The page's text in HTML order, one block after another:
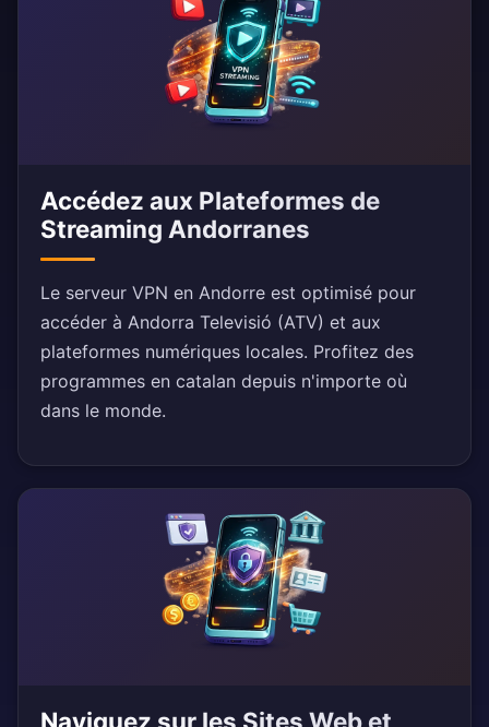
Accédez aux Plateformes de
Streaming Andorranes
Le serveur VPN en Andorre est optimisé pour
accéder à Andorra Televisió (ATV) et aux
plateformes numériques locales. Profitez des
programmes en catalan depuis n'importe où
dans le monde.